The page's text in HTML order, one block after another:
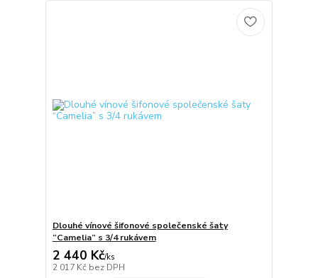
Dlouhé vínové šifonové společenské šaty
“Camelia” s 3/4 rukávem
2 440 Kč/ks
2 017 Kč bez DPH